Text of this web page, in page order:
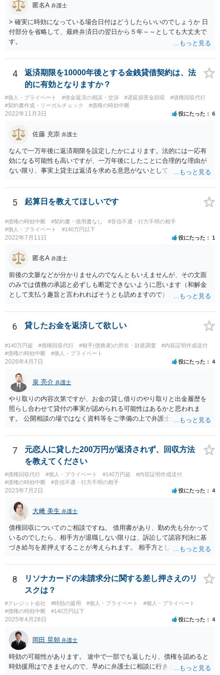
匿名A 弁護士
> 確実に時効になっている場合日付はどうしたらいいのでしょうか 日
付部分を省略して、最終弁済日の翌日から５年～～としても大丈夫で
す。
4
返済期限を10000年後とする金銭貸借契約は、法
的に有効となりますか？
#個人・プライベート #借金返済の相談・交渉 #遅延損害金回収
#債権回収代行
#契約書作成・リーガルチェック
#債権の時効中断
2022年11月3日 役にたった 6
佐藤 充崇 弁護士
なんで一万年後に返済期限を設定したかによります。法的には一応有
効になる可能性も高いですが、一万年後にしたことに合理的な理由が
ない限り、事実上貸主は返済を求める意思がないとして、消費貸借契
に悪用される可能性もあるので。
5 起算日を教えてほしいです
#債権の時効中断 #契約書・借用書なし
#音信不通・行方不明の相手
#個人・プライベート
#140万円以下
2022年7月11日 役にたった 1
匿名A 弁護士
前後の文脈などが分かりませんのでなんともいえませんが、その文面
のみでは債務の承認と必ずしも断定できないように思います（和解金
として支払う趣旨と言われればそうとも読めますので）。 個別具体的
いところがございますので、これまでの電話内容やメールの文面、訴
訟の経過に関する記録等を持って近隣の弁護士にご相談された方がよ
6 貸したお金を返済して欲しい
#140万円超 #債権回収代行 #相手(債務者)の所在・財産調査
#内容証明作成送付
#債権の時効中断
#個人・プライベート
2026年4月7日 役にたった 4
泉 亮介 弁護士
やり取りの内容次第ですが、お金の貸し借りのやり取りと出金履歴を
照らし合わせて貸付の事実が認められる可能性はあるかと思われま
す。 公開相談の場ではなく資料等をご準備の上で弁護士に個別相談さ
7
元恋人に貸した200万円が返済されず、回収方法
を教えてください
#債権回収代行 #個人・プライベート #140万円超
#内容証明作成送付
#債権の時効中断
#音信不通・行方不明の相手
2023年7月2日 役にたった 4
大﨑 美生 弁護士
債権回収についてのご相談ですね。 借用書があり、勤め先も分かって
いるのでしたら、相手方が退職しない限りは、訴訟して認容判決に基
づき給与を差押えすることが考えられます。 相手方としては上記のと
まとまる可能性もあると思います。 借用書などの記録をもって弁護士
にご相談されることをおすすめします。
8
リソナカードの未請求分に関する差し押さえのリ
スクは？
#クレジット会社 #時効の援用 #個人・プライベート
#個人・プライベート
#債権の時効中断
#140万円以下
2025年4月28日 役にたった 4
岡田 晃朝 弁護士
時効の可能性があります。 途中で一部でも返したり、債権を認めると
時効援用はできませんので、早めに弁護士に相談に行きましょう。